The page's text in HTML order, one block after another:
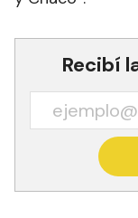
Recibí